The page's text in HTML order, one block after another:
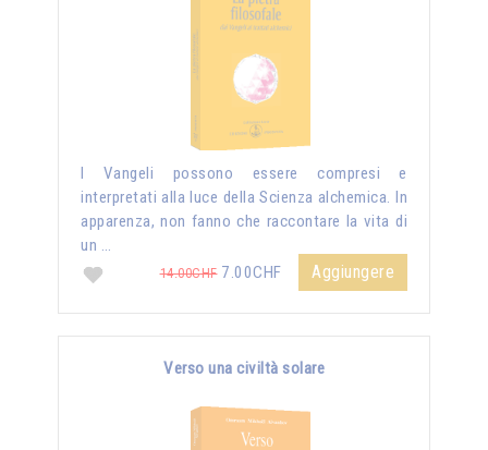
I Vangeli possono essere compresi e
interpretati alla luce della Scienza alchemica. In
apparenza, non fanno che raccontare la vita di
un …
14.00CHF7.00CHF Aggiungere
Verso una civiltà solare